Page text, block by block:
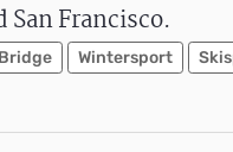
San Francisco.
Wintersport